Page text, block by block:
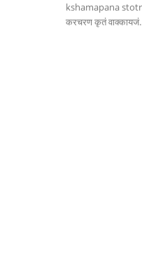
kshamapana
करचरण कृतं